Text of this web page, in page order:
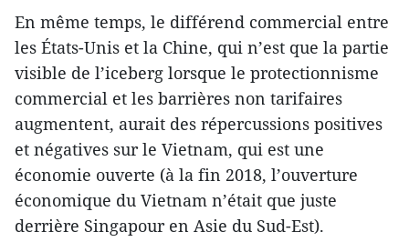
En même temps, le différend commercial entre
les États-Unis et la Chine, qui n’est que la partie
visible de l’iceberg lorsque le protectionnisme
commercial et les barrières non tarifaires
augmentent, aurait des répercussions positives
et négatives sur le Vietnam, qui est une
économie ouverte (à la fin 2018, l’ouverture
économique du Vietnam n’était que juste
derrière Singapour en Asie du Sud-Est).